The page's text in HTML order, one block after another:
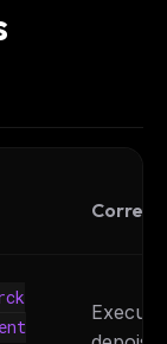
Correto